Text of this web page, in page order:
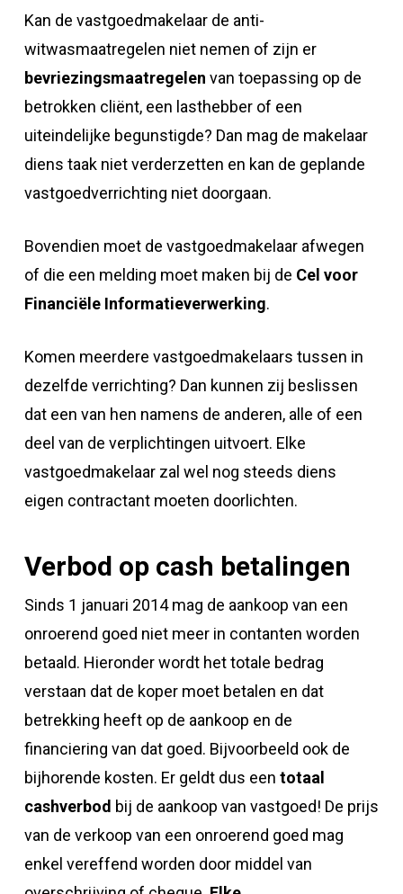
Kan de vastgoedmakelaar de anti-
witwasmaatregelen niet nemen of zijn er
bevriezingsmaatregelen van toepassing op de
betrokken cliënt, een lasthebber of een
uiteindelijke begunstigde? Dan mag de makelaar
diens taak niet verderzetten en kan de geplande
vastgoedverrichting niet doorgaan.
Bovendien moet de vastgoedmakelaar afwegen
of die een melding moet maken bij de Cel voor
Financiële Informatieverwerking.
Komen meerdere vastgoedmakelaars tussen in
dezelfde verrichting? Dan kunnen zij beslissen
dat een van hen namens de anderen, alle of een
deel van de verplichtingen uitvoert. Elke
vastgoedmakelaar zal wel nog steeds diens
eigen contractant moeten doorlichten.
Verbod op cash betalingen
Sinds 1 januari 2014 mag de aankoop van een
onroerend goed niet meer in contanten worden
betaald. Hieronder wordt het totale bedrag
verstaan dat de koper moet betalen en dat
betrekking heeft op de aankoop en de
financiering van dat goed. Bijvoorbeeld ook de
bijhorende kosten. Er geldt dus een totaal
cashverbod bij de aankoop van vastgoed! De prijs
van de verkoop van een onroerend goed mag
enkel vereffend worden door middel van